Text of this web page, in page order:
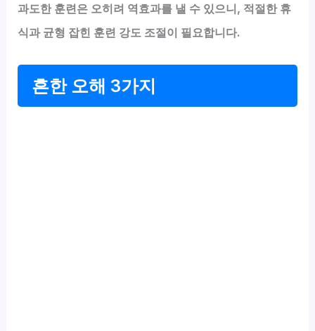
과도한 훈련은 오히려 역효과를 낼 수 있으니, 적절한 휴
식과 균형 잡힌 훈련 강도 조절이 필요합니다.
흔한 오해 3가지